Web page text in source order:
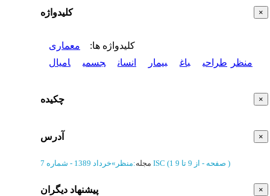
× کلیدواژه
کلیدواژه ها:
معماری
منظر
طراحی باغ بیمار انسان جسمی امیال
× چکیده
× آدرس
مجله:منظر »خرداد 1389 - شماره 7 ISC (‎1 صفحه - )
× پیشنهاد دیگران